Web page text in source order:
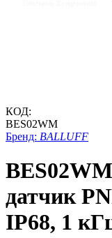
КОД:
BES02WM
Бренд: BALLUFF
датчик
IP68, 1